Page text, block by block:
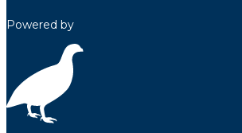
Powered by